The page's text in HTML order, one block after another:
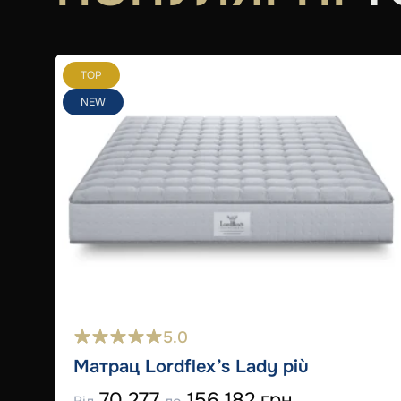
TOP
NEW
5.0
Матрац Lordflex’s Lady più